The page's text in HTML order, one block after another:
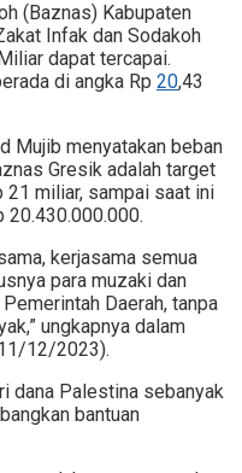
(Baznas) Kabupaten
Infak dan Sodakoh
dapat tercapai.
di angka Rp 20,43
Mujib menyatakan beban
Gresik adalah target
21 miliar, sampai saat ini
20.430.000.000.
kerjasama semua
para muzaki dan
Daerah, tanpa
ungkapnya dalam
12/2023).
dana Palestina sebanyak
bantuan